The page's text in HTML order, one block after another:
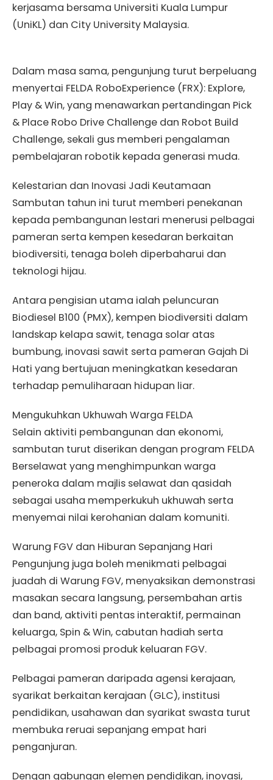
kerjasama bersama Universiti Kuala Lumpur
(UniKL) dan City University Malaysia.
Dalam masa sama, pengunjung turut berpeluang
menyertai FELDA RoboExperience (FRX): Explore,
Play & Win, yang menawarkan pertandingan Pick
& Place Robo Drive Challenge dan Robot Build
Challenge, sekali gus memberi pengalaman
pembelajaran robotik kepada generasi muda.
Kelestarian dan Inovasi Jadi Keutamaan
Sambutan tahun ini turut memberi penekanan
kepada pembangunan lestari menerusi pelbagai
pameran serta kempen kesedaran berkaitan
biodiversiti, tenaga boleh diperbaharui dan
teknologi hijau.
Antara pengisian utama ialah peluncuran
Biodiesel B100 (PMX), kempen biodiversiti dalam
landskap kelapa sawit, tenaga solar atas
bumbung, inovasi sawit serta pameran Gajah Di
Hati yang bertujuan meningkatkan kesedaran
terhadap pemuliharaan hidupan liar.
Mengukuhkan Ukhuwah Warga FELDA
Selain aktiviti pembangunan dan ekonomi,
sambutan turut diserikan dengan program FELDA
Berselawat yang menghimpunkan warga
peneroka dalam majlis selawat dan qasidah
sebagai usaha memperkukuh ukhuwah serta
menyemai nilai kerohanian dalam komuniti.
Warung FGV dan Hiburan Sepanjang Hari
Pengunjung juga boleh menikmati pelbagai
juadah di Warung FGV, menyaksikan demonstrasi
masakan secara langsung, persembahan artis
dan band, aktiviti pentas interaktif, permainan
keluarga, Spin & Win, cabutan hadiah serta
pelbagai promosi produk keluaran FGV.
Pelbagai pameran daripada agensi kerajaan,
syarikat berkaitan kerajaan (GLC), institusi
pendidikan, usahawan dan syarikat swasta turut
membuka reruai sepanjang empat hari
penganjuran.
Dengan gabungan elemen pendidikan, inovasi,